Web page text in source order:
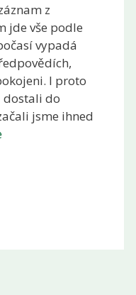
z
jde vše podle
vypadá
I proto
dostali do
jsme ihned